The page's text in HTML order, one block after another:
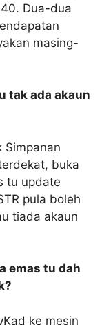
Dua-dua
masing-
tak ada akaun
Simpanan
buka
tu update
pula boleh
tiada akaun
emas tu dah
ke mesin